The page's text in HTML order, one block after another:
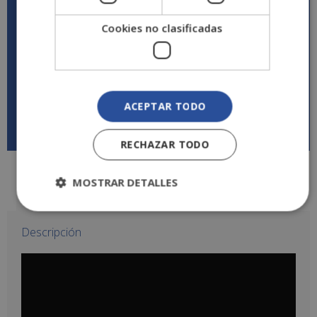
trabajar por cuenta propia, creando y diseñando
páginas web, además de hacerles mantenimiento y
Descargar temario
Descripción
Cookies no clasificadas
ACEPTAR TODO
RECHAZAR TODO
MOSTRAR DETALLES